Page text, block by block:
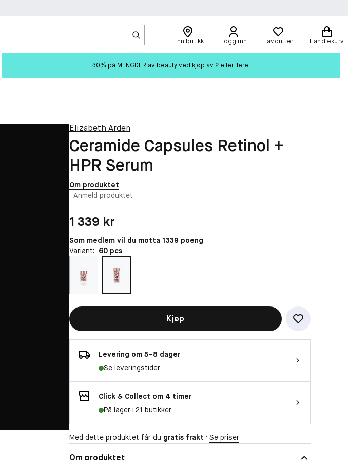
Finn butikk Logg inn Favoritter Handlekurv
30% på MENGDER av beauty ved kjøp av 2 eller flere!
Elizabeth Arden
Ceramide Capsules Retinol +
HPR Serum
Om produktet
Anmeld produktet
Variant: 60 pcs
Pris: 1 339 kr
1 339 kr
Som medlem vil du motta 1339 poeng
Kjøp
Levering om 5–8 dager
Se leveringstider
Click & Collect om 4 timer
På lager i 21 butikker
Med dette produktet får du gratis frakt · Se priser
Om produktet